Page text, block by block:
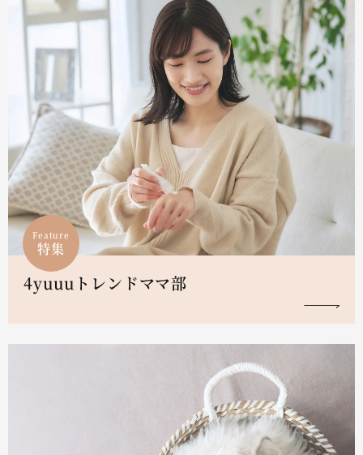
Feature
特集
4yuuuトレンドママ部